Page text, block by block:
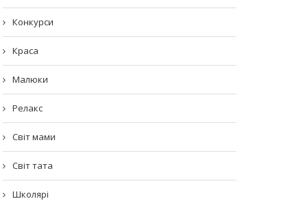
Конкурси
Краса
Малюки
Релакс
Світ мами
Світ тата
Школярі